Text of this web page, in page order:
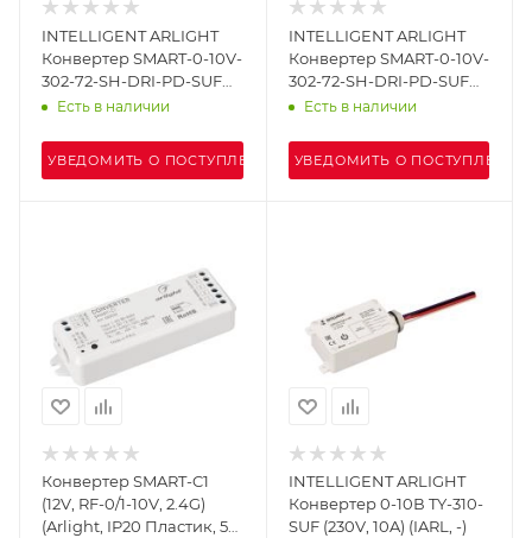
INTELLIGENT ARLIGHT
Конвертер SMART-0-10V-
302-72-SH-DRI-PD-SUF
(230V, 2x20mA, TUYA Wi-
Пластик, 5 лет)
Есть в наличии
УВЕДОМИТЬ О ПОСТУПЛЕНИИ
INTELLIGENT ARLIGHT
Конвертер SMART-0-10V-
302-72-SH-DRI-PD-SUF
(230V, 2x20mA, 2.4G)
лет)
Есть в наличии
УВЕДОМИТЬ О ПОСТУПЛЕНИИ
Конвертер SMART-C1
(12V, RF-0/1-10V, 2.4G)
(Arlight, IP20 Пластик, 5
INTELLIGENT ARLIGHT
Конвертер 0-10В TY-310-
SUF (230V, 10A) (IARL, -)